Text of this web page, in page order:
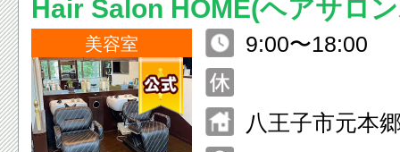
Hair Salon HOME(ヘアサロ
美容室 9:00〜18:00
八王子市元本